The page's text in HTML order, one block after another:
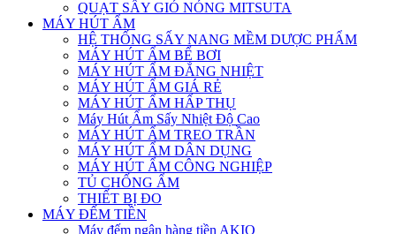
QUẠT SẤY GIÓ NÓNG MITSUTA
MÁY HÚT ẨM
HỆ THỐNG SẤY NANG MỀM DƯỢC PHẨM
MÁY HÚT ẨM BỂ BƠI
MÁY HÚT ẨM ĐẲNG NHIỆT
MÁY HÚT ẨM GIÁ RẺ
MÁY HÚT ẨM HẤP THỤ
Máy Hút Ẩm Sấy Nhiệt Độ Cao
MÁY HÚT ẨM TREO TRẦN
MÁY HÚT ẨM DÂN DỤNG
MÁY HÚT ẨM CÔNG NGHIỆP
TỦ CHỐNG ẨM
THIẾT BỊ ĐO
MÁY ĐẾM TIỀN
Máy đếm ngân hàng tiền AKIO